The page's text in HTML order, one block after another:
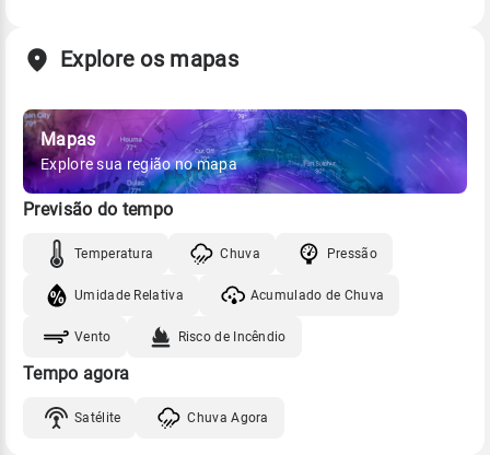
Explore os mapas
Mapas
Explore sua região no mapa
Previsão do tempo
Temperatura Chuva Pressão
Umidade Relativa Acumulado de Chuva
Vento Risco de Incêndio
Tempo agora
Satélite Chuva Agora